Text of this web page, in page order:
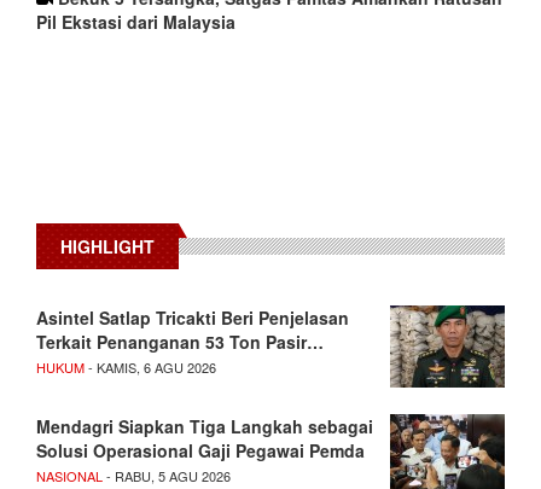
Pil Ekstasi dari Malaysia
HIGHLIGHT
Asintel Satlap Tricakti Beri Penjelasan
Terkait Penanganan 53 Ton Pasir…
HUKUM- KAMIS, 6 AGU 2026
Mendagri Siapkan Tiga Langkah sebagai
Solusi Operasional Gaji Pegawai Pemda
NASIONAL - RABU, 5 AGU 2026